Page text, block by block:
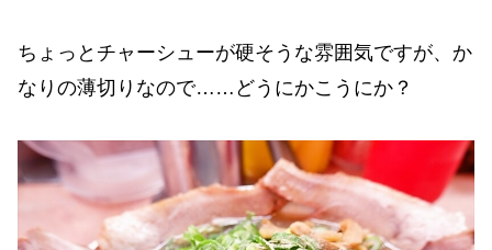
ちょっとチャーシューが硬そうな雰囲気ですが、か
なりの薄切りなので……どうにかこうにか？